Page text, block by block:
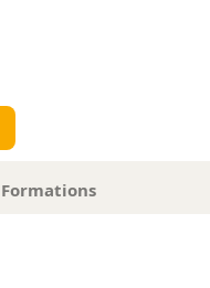
Formations